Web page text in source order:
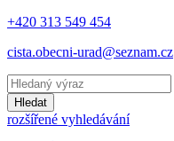
+420 313 549 454
cista.obecni-urad@seznam.cz
Hledat
rozšířené vyhledávání